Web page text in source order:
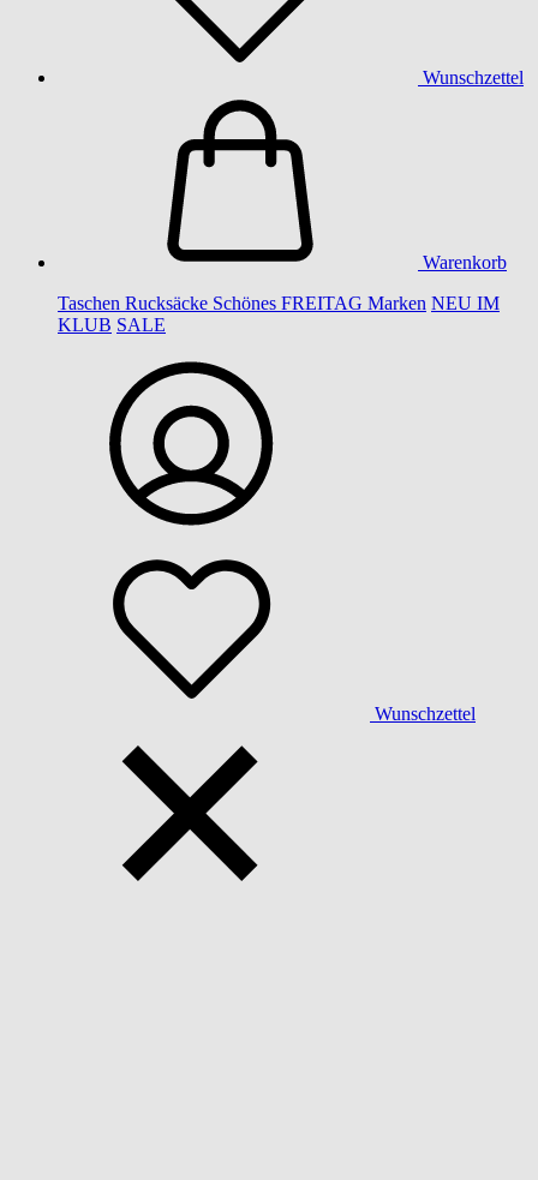
Wunschzettel
Warenkorb
Taschen Rucksäcke Schönes FREITAG Marken NEU IM
KLUB SALE
Wunschzettel